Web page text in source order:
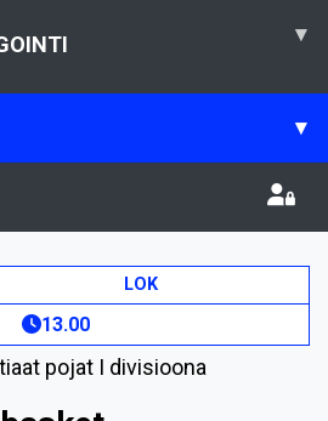
▾
▾
LOK
13.00
pojat I divisioona